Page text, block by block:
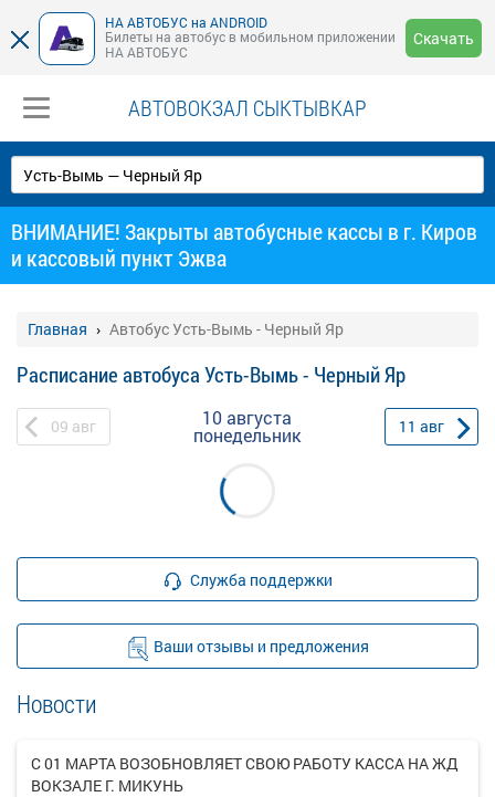
НА АВТОБУС на ANDROID
Билеты на автобус в мобильном приложении
НА АВТОБУС
Скачать
АВТОВОКЗАЛ СЫКТЫВКАР
ВНИМАНИЕ! Закрыты автобусные кассы в г. Киров
и кассовый пункт Эжва
Главная Автобус Усть-Вымь - Черный Яр
Расписание автобуса Усть-Вымь - Черный Яр
09 авг 10 августа
понедельник 11 авг
Служба поддержки
Ваши отзывы и предложения
Новости
С 01 МАРТА ВОЗОБНОВЛЯЕТ СВОЮ РАБОТУ КАССА НА ЖД
ВОКЗАЛЕ Г. МИКУНЬ